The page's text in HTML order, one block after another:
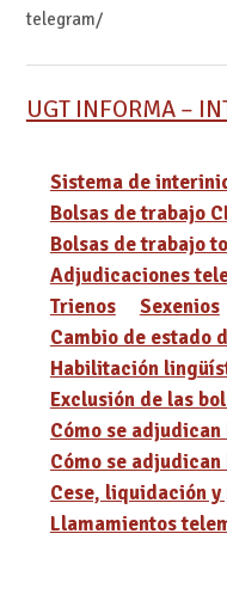
telegram/
UGT INFORMA –
Sistema de
Bolsas de trabajo
Bolsas de trabajo
Adjudicaciones
Trienos
Sexenios
Cambio de estado
Habilitación
Exclusión de las
Cómo se adjudican
Cómo se adjudican
Cese, liquidación y
Llamamientos